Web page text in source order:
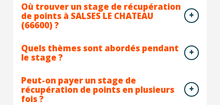
Où trouver un stage de récupération
de points à SALSES LE CHATEAU
(66600) ?
Quels thèmes sont abordés pendant
le stage ?
Peut-on payer un stage de
récupération de points en plusieurs
fois ?